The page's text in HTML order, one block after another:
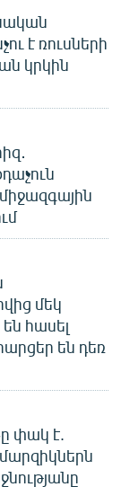
է ռուսների
կրկին
մեկ
հասել
են դեռ
փակ է.